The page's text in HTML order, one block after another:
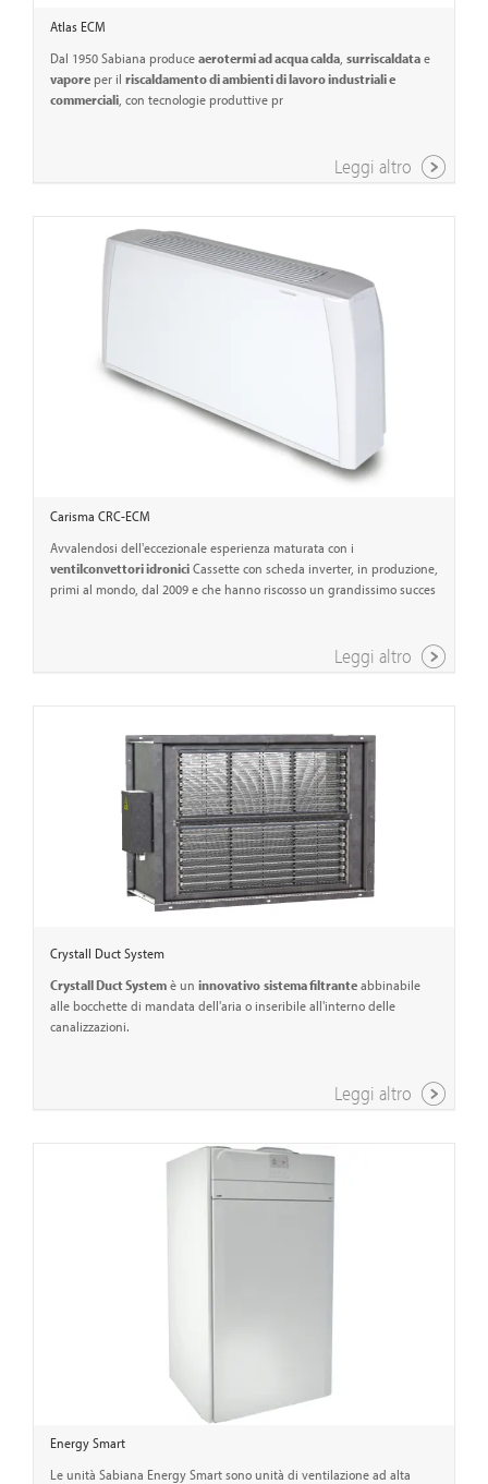
Atlas ECM
Dal 1950 Sabiana produceaerotermi ad acqua calda surriscaldatae
vaporeper il riscaldamento di ambienti di lavoro industriali e
commerciali , con tecnologie produttive pr
Leggi altro
Carisma CRC-ECM
Avvalendosi dell'eccezionale esperienza maturata con i
ventilconvettori idroniciCassette con scheda inverter, in produzione,
primi al mondo, dal 2009 e che hanno riscosso un grandissimo succes
Leggi altro
Crystall Duct System
Crystall Duct Systemè un innovativosistema filtranteabbinabile
alle bocchette di mandata dell'aria o inseribile all'interno delle
canalizzazioni.
Leggi altro
Energy Smart
Le unità Sabiana Energy Smart sono unità di ventilazione ad alta